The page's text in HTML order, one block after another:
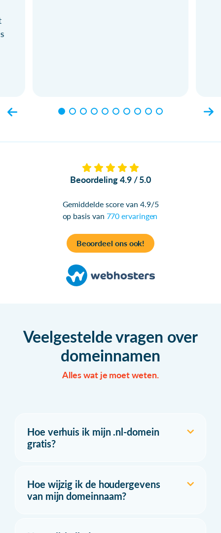
Beoordeling 4.9 / 5.0
Gemiddelde score van 4.9/5
op basis van 770 ervaringen
Beoordeel ons ook!
Veelgestelde vragen over
domeinnamen
Alles wat je moet weten.
Hoe verhuis ik mijn .nl-domein
gratis?
Hoe wijzig ik de houdergevens
van mijn domeinnaam?